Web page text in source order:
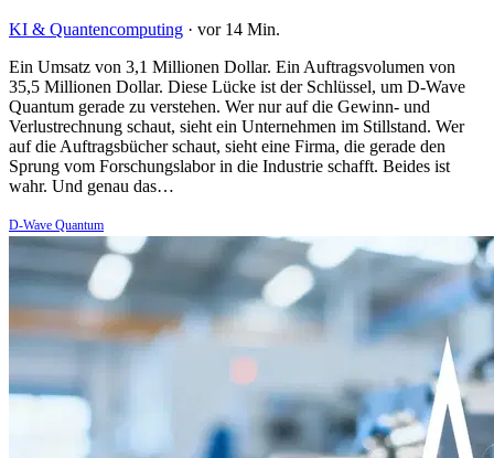
KI & Quantencomputing · vor 14 Min.
Ein Umsatz von 3,1 Millionen Dollar. Ein Auftragsvolumen von
35,5 Millionen Dollar. Diese Lücke ist der Schlüssel, um D-Wave
Quantum gerade zu verstehen. Wer nur auf die Gewinn- und
Verlustrechnung schaut, sieht ein Unternehmen im Stillstand. Wer
auf die Auftragsbücher schaut, sieht eine Firma, die gerade den
Sprung vom Forschungslabor in die Industrie schafft. Beides ist
wahr. Und genau das…
D-Wave Quantum